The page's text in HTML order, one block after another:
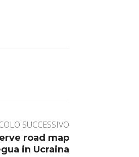
SUCCESSIVO
road map
in Ucraina